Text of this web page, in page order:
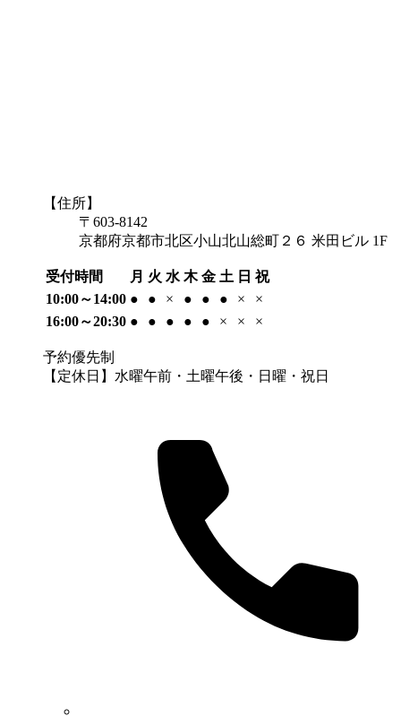
【住所】
〒603-8142
京都府京都市北区小山北山総町２６ 米田ビル 1F
受付時間 月 火 水 木 金 土 日 祝
10:00～14:00 ● ● × ● ● ● ×
×
16:00～20:30 ● ● ● ● ● × × ×
予約優先制
【定休日】水曜午前・土曜午後・日曜・祝日